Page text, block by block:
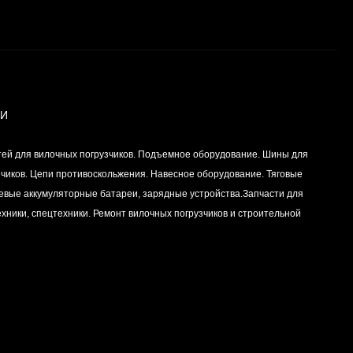
Вкладыш коренной (0,5)
(1шт - 1 половинка) для
двигателей
Цена по
запросу
для вилочных погрузчиков. Подъемное оборудование. Шины для
Цепи противоскольжения. Навесное оборудование. Тяговые
аккумуляторные батареи, зарядные устройства.Запчасти для
спецтехники. Ремонт вилочных погрузчиков и строительной